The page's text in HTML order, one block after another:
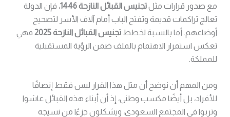
مع صدور قرارات مثلتجنيس القبائل النازحة 1446
، فإن الدولة
تعالج تراكمات قديمة وتفتح الباب أمام آلاف الأسر لتصحيح
أوضاعهم. أما بالنسبة لخطط تجنيس القبائل النازحة 2025
فهي
تعكس استمرار الاهتمام بالملف ضمن الرؤية المستقبلية
للمملكة.
ومن المهم أن نوضح أن مثل هذا القرار ليس فقط إنصافًا
للأفراد، بل أيضًا مكسب وطني، إذ أن أبناء هذه القبائل عاشوا
وتربوا في المجتمع السعودي، ويشكلون جزءًا من نسيجه